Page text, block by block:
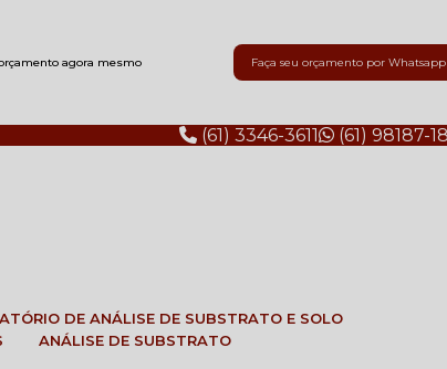
agora mesmo Faça seu orçamento por Whatsapp
(61) 3346-3611 (61) 98187-
DE ANÁLISE DE SUBSTRATO E SOLO
ANÁLISE DE SUBSTRATO